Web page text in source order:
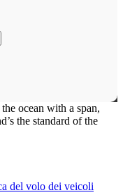
ocean with a span,
the standard of the
del volo dei veicoli